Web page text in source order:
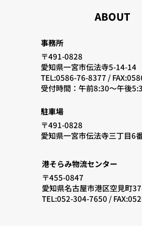
ABOUT
事務所
〒491-0828
愛知県一宮市伝法寺5-14-14
TEL:0586-76-8377 /
受付時間：午前8:30〜午後
駐車場
〒491-0828
愛知県一宮市伝法寺三丁目6
港そらみ物流センター
〒455-0847
愛知県名古屋市港区空見町
TEL:052-304-7650 /